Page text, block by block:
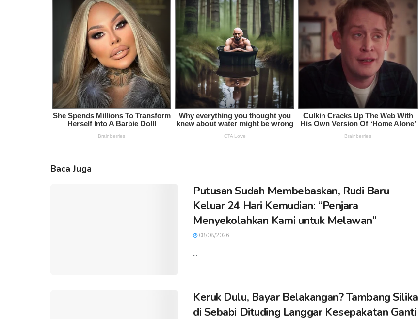
Baca Juga
Putusan Sudah Membebaskan, Rudi Baru
Keluar 24 Hari Kemudian: “Penjara
Menyekolahkan Kami untuk Melawan”
08/08/2026
Keruk Dulu, Bayar Belakangan? Tambang Silika
di Sebabi Dituding Langgar Kesepakatan Ganti